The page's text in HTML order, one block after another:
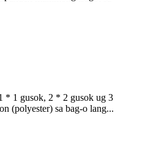
* 1 gusok, 2 * 2 gusok ug 3
(polyester) sa bag-o lang...